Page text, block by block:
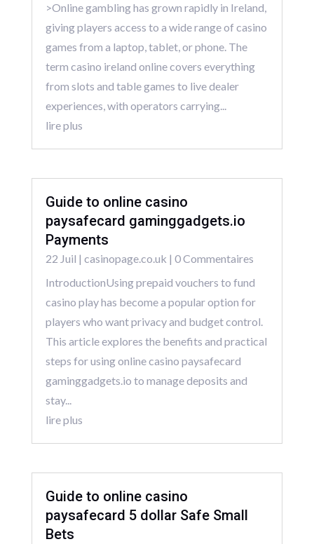
>Online gambling has grown rapidly in Ireland,
giving players access to a wide range of casino
games from a laptop, tablet, or phone. The
term casino ireland online covers everything
from slots and table games to live dealer
experiences, with operators carrying...
lire plus
Guide to online casino
paysafecard gaminggadgets.io
Payments
22 Juil | casinopage.co.uk | 0 Commentaires
IntroductionUsing prepaid vouchers to fund
casino play has become a popular option for
players who want privacy and budget control.
This article explores the benefits and practical
steps for using online casino paysafecard
gaminggadgets.io to manage deposits and
stay...
lire plus
Guide to online casino
paysafecard 5 dollar Safe Small
Bets